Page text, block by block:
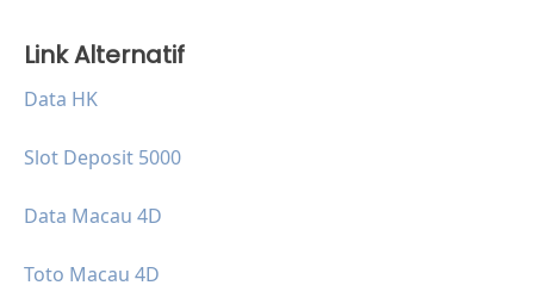
Link Alternatif
Data HK
Slot Deposit 5000
Data Macau 4D
Toto Macau 4D